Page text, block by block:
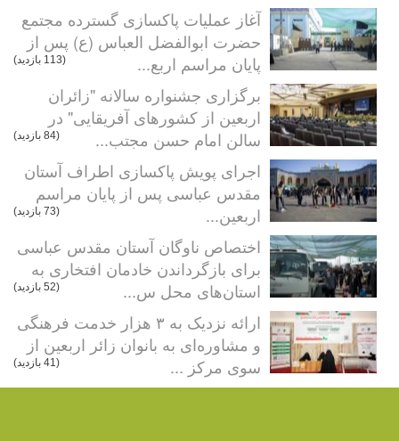
آغاز عملیات پاکسازی گسترده مجتمع
حضرت ابوالفضل العباس (ع) پس از
پایان مراسم اربع...
(113 بازدید)
برگزاری جشنواره سالانه "زائران
اربعین از کشورهای آفریقایی" در
سالن امام حسن مجتب...
(84 بازدید)
اجرای پویش پاکسازی اطراف آستان
مقدس عباسی پس از پایان مراسم
اربعین...
(73 بازدید)
اختصاص ناوگان آستان مقدس عباسی
برای بازگرداندن خادمان افتخاری به
استان‌های محل س...
(52 بازدید)
ارائه نزدیک به ۳ هزار خدمت فرهنگی
و مشاوره‌ای به بانوان زائر اربعین از
سوی مرکز ...
(41 بازدید)